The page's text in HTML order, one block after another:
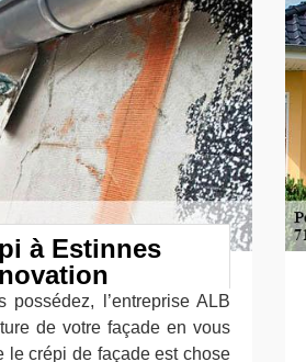
à Estinnes
l’entreprise ALB
de votre façade en vous
le crépi de façade est chose